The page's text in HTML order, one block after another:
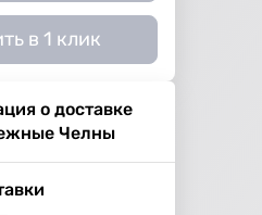
в 1 клик
о доставке
Челны